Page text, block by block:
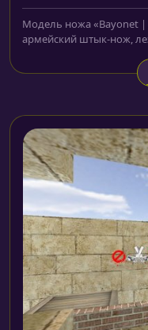
Модель ножа «Bayonet |
армейский штык-нож,